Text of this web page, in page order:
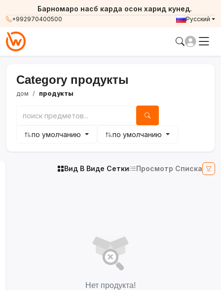
+992970400500
Барномаро насб карда осон харид кунед.
Русский
Category продукты
дом продукты
по умолчанию по умолчанию
Вид В Виде Сетки Просмотр Списка
Нет продукта!